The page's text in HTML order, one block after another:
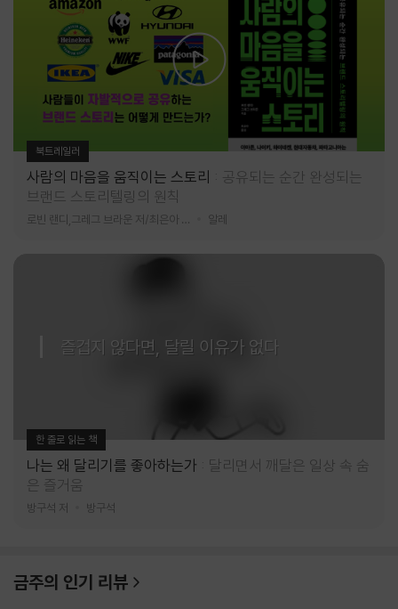
북트레일러
사람의 마음을 움직이는 스토리
공유되는 순간 완성되는
브랜드 스토리텔링의 원칙
알레
즐겁지 않다면, 달릴 이유가 없다
한 줄로 읽는 책
나는 왜 달리기를 좋아하는가
달리면서 깨달은 일상 속 숨
은 즐거움
방구석 저 방구석
금주의 인기 리뷰